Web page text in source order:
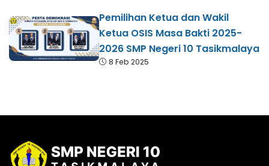
Pemilihan Ketua dan Wakil
Ketua OSIS Masa Bakti 2025-
2026 SMP Negeri 10 Tasikmalaya
8 Feb 2025